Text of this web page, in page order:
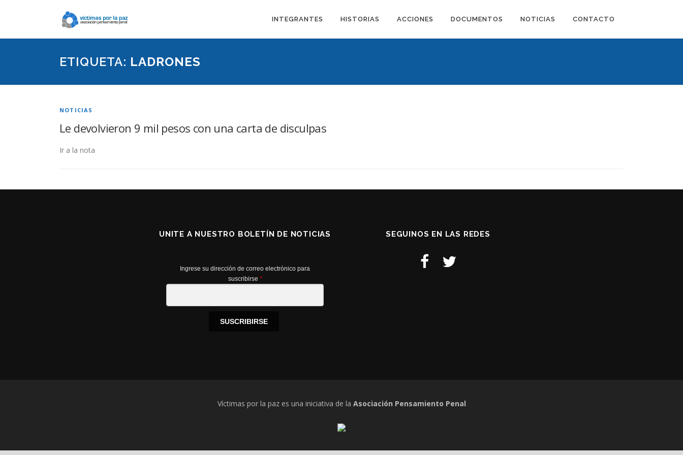
INTEGRANTES HISTORIAS ACCIONES DOCUMENTOS NOTICIAS CONTACTO
ETIQUETA: LADRONES
NOTICIAS
Le devolvieron 9 mil pesos con una carta de disculpas
Ir a la nota
UNITE A NUESTRO BOLETÍN DE NOTICIAS
Ingrese su dirección de correo electrónico para
suscribirse *
SUSCRIBIRSE
SEGUINOS EN LAS REDES
Víctimas por la paz es una iniciativa de la Asociación Pensamiento Penal